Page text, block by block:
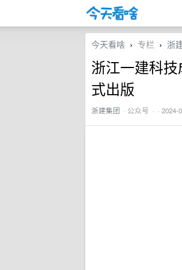
今天看啥 › 专栏 › 浙
浙江一建科
式出版
浙建集团 · 公众号 · · 2024-